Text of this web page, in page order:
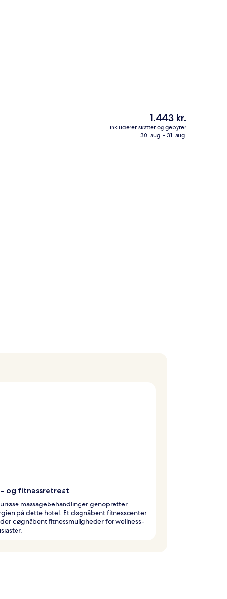
Bar (på overnatningsstedet)
Den
nuværende
pris
1.443 kr.
inkluderer skatter og gebyrer
30. aug. - 31. aug.
og fitnessretreat
massagebehandlinger genopretter
på dette hotel. Et døgnåbent fitnesscenter
døgnåbent fitnessmuligheder for wellness-